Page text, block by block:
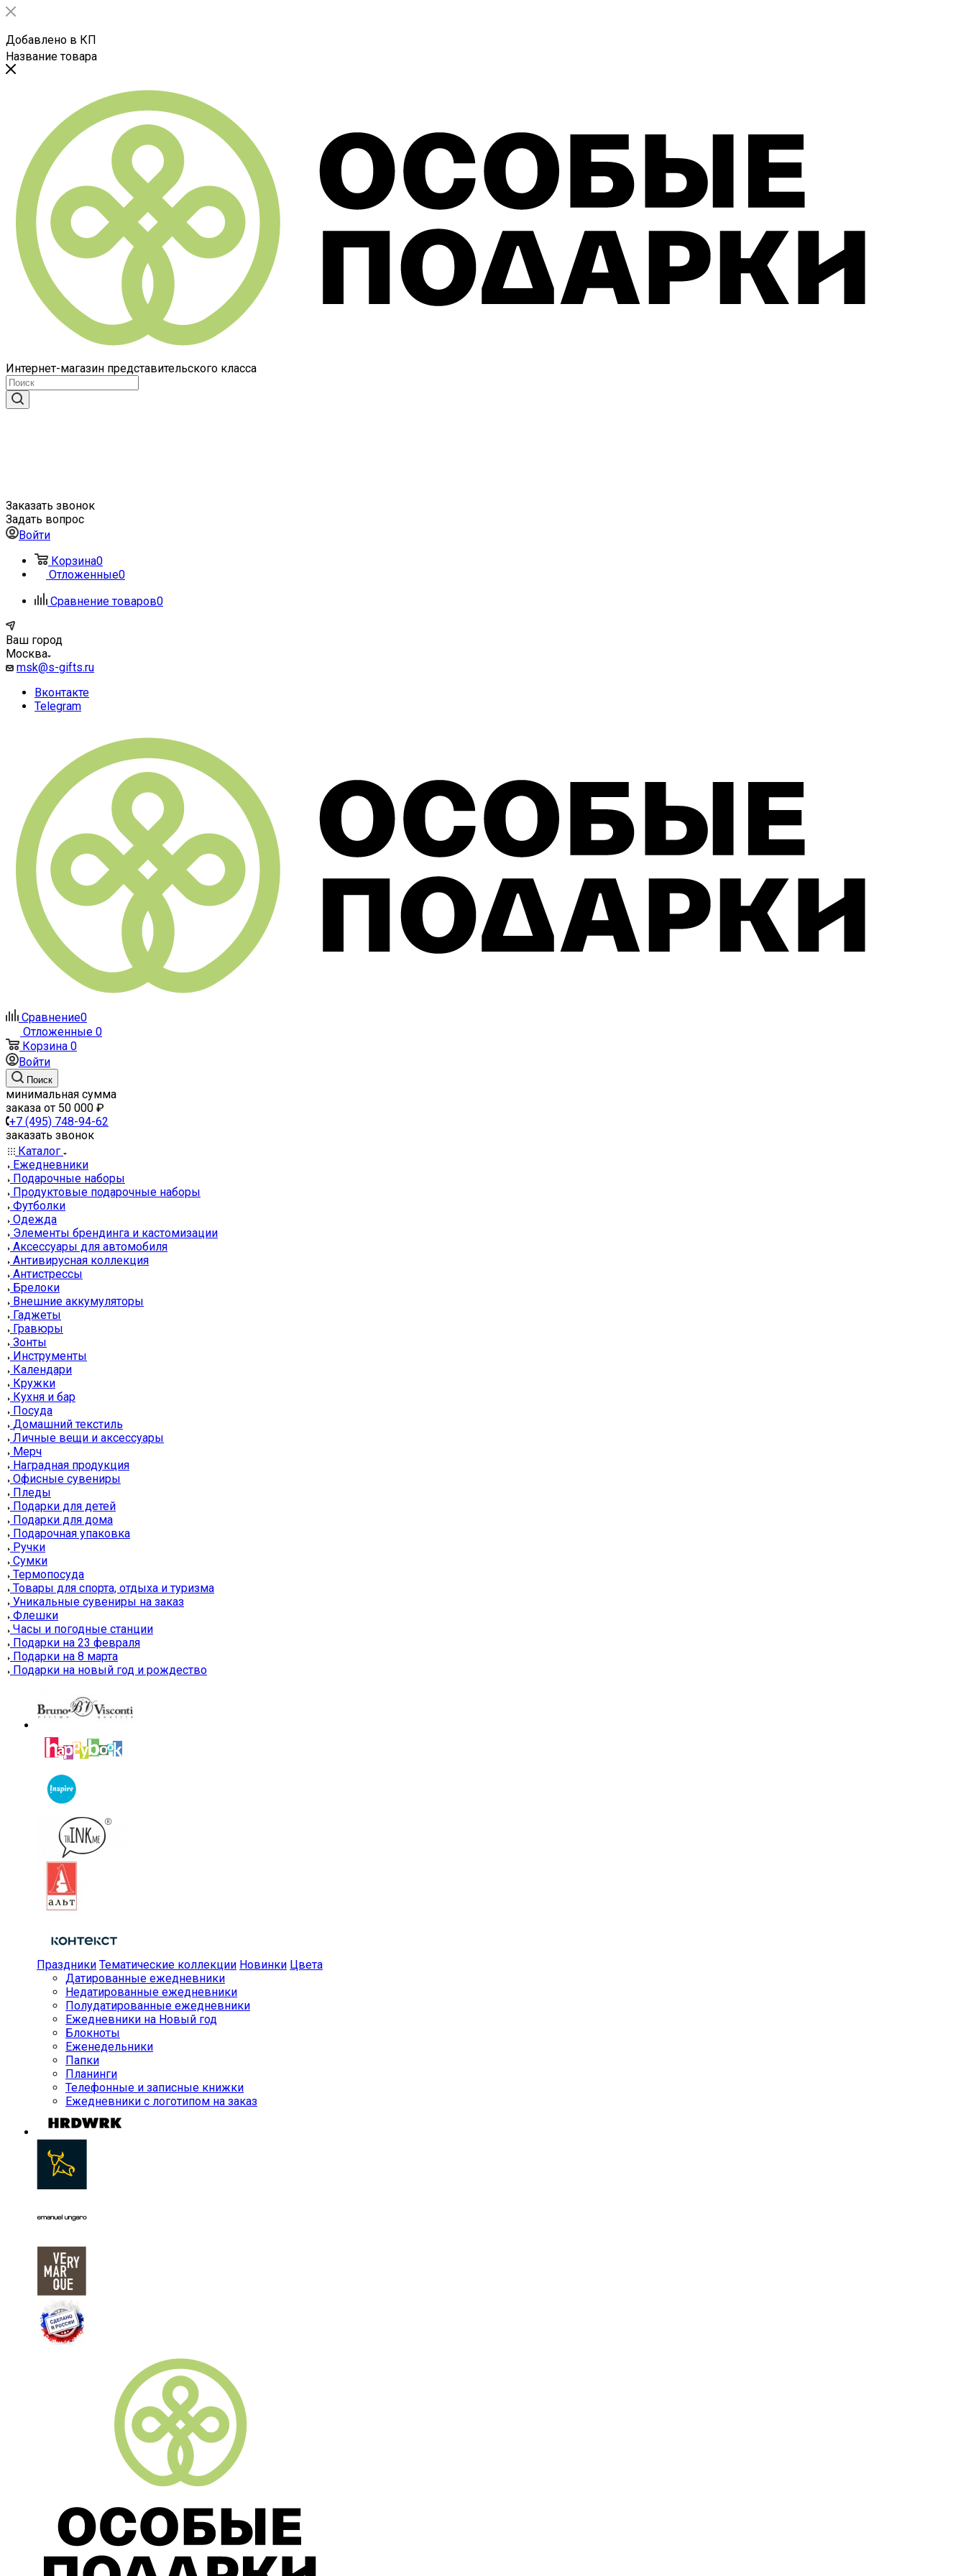
Добавлено в КП
Название товара
Интернет-магазин представительского класса
Заказать звонок
Задать вопрос
Войти
Корзина0
Отложенные0
Сравнение товаров0
Ваш город
Москва
msk@s-gifts.ru
Вконтакте
Telegram
Сравнение0
Отложенные 0
Корзина 0
Войти
Поиск
минимальная сумма
заказа от 50 000 ₽
+7 (495) 748-94-62
заказать звонок
Каталог
Ежедневники
Подарочные наборы
Продуктовые подарочные наборы
Футболки
Одежда
Элементы брендинга и кастомизации
Аксессуары для автомобиля
Антивирусная коллекция
Антистрессы
Брелоки
Внешние аккумуляторы
Гаджеты
Гравюры
Зонты
Инструменты
Календари
Кружки
Кухня и бар
Посуда
Домашний текстиль
Личные вещи и аксессуары
Мерч
Наградная продукция
Офисные сувениры
Пледы
Подарки для детей
Подарки для дома
Подарочная упаковка
Ручки
Сумки
Термопосуда
Товары для спорта, отдыха и туризма
Уникальные сувениры на заказ
Флешки
Часы и погодные станции
Подарки на 23 февраля
Подарки на 8 марта
Подарки на новый год и рождество
Праздники Тематические коллекции Новинки Цвета
Датированные ежедневники
Недатированные ежедневники
Полудатированные ежедневники
Ежедневники на Новый год
Блокноты
Еженедельники
Папки
Планинги
Телефонные и записные книжки
Ежедневники с логотипом на заказ